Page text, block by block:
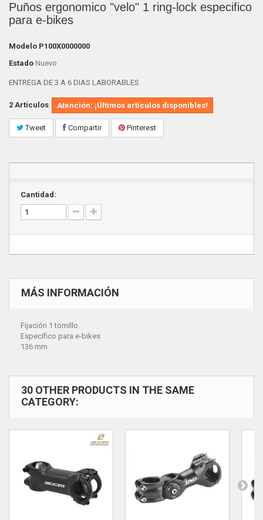
Puños ergonomico "velo" 1 ring-lock especifico
para e-bikes
Modelo P100X0000000
Estado Nuevo
ENTREGA DE 3 A 6 DIAS LABORABLES
2 Artículos Atención: ¡Últimos artículos disponibles!
Tweet Compartir Pinterest
Cantidad:
MÁS INFORMACIÓN
Fijación 1 tornillo
Específico para e-bikes
136 mm.
30 OTHER PRODUCTS IN THE SAME
CATEGORY: